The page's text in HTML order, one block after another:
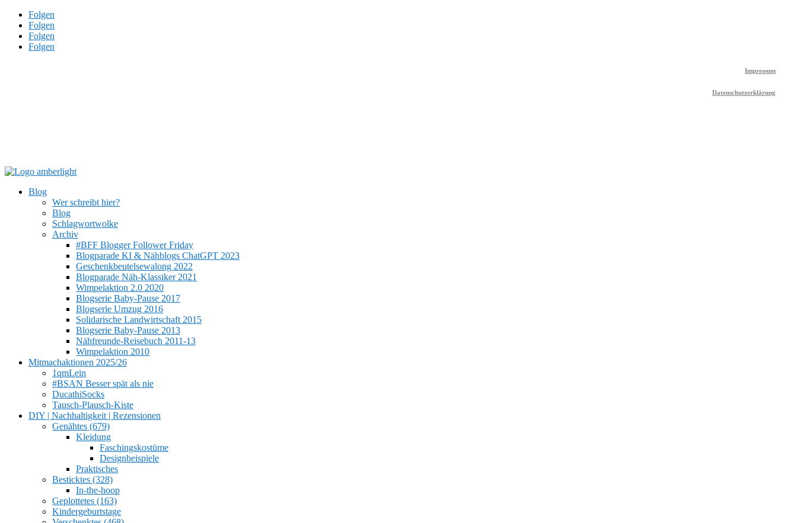
Folgen
Folgen
Folgen
Folgen
Impressum
Datenschutzerklärung
Blog
Wer schreibt hier?
Blog
Schlagwortwolke
Archiv
#BFF Blogger Follower Friday
Blogparade KI & Nähblogs ChatGPT 2023
Geschenkbeutelsewalong 2022
Blogparade Näh-Klassiker 2021
Wimpelaktion 2.0 2020
Blogserie Baby-Pause 2017
Blogserie Umzug 2016
Solidarische Landwirtschaft 2015
Blogserie Baby-Pause 2013
Nähfreunde-Reisebuch 2011-13
Wimpelaktion 2010
Mitmachaktionen 2025/26
1qmLein
#BSAN Besser spät als nie
DucathiSocks
Tausch-Plausch-Kiste
DIY | Nachhaltigkeit | Rezensionen
Genähtes (679)
Kleidung
Faschingskostüme
Designbeispiele
Praktisches
Besticktes (328)
In-the-hoop
Geplottetes (163)
Kindergeburtstage